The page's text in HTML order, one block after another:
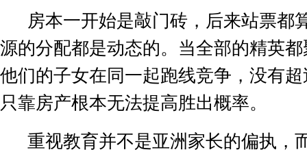
房本一开始是敲门砖，后来站票都
源的分配都是动态的。当全部的精英
他们的子女在同一起跑线竞争，没有
只靠房产根本无法提高胜出概率。
重视教育并不是亚洲家长的偏执，